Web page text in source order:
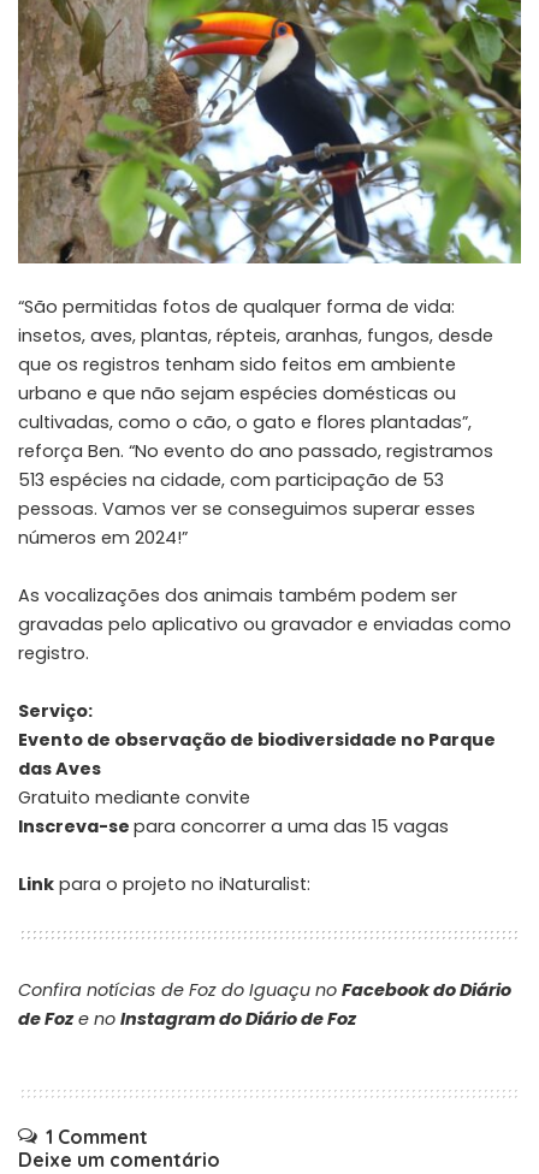
“São permitidas fotos de qualquer forma de vida:
insetos, aves, plantas, répteis, aranhas, fungos, desde
que os registros tenham sido feitos em ambiente
urbano e que não sejam espécies domésticas ou
cultivadas, como o cão, o gato e flores plantadas”,
reforça Ben. “No evento do ano passado, registramos
513 espécies na cidade, com participação de 53
pessoas. Vamos ver se conseguimos superar esses
números em 2024!”
As vocalizações dos animais também podem ser
gravadas pelo aplicativo ou gravador e enviadas como
registro.
Serviço:
Evento de observação de biodiversidade no Parque
das Aves
Gratuito mediante convite
Inscreva-se para concorrer a uma das 15 vagas
Link para o projeto no iNaturalist:
Confira notícias de Foz do Iguaçu no Facebook do Diário
de Foze no Instagram do Diário de Foz
1 Comment
Deixe um comentário